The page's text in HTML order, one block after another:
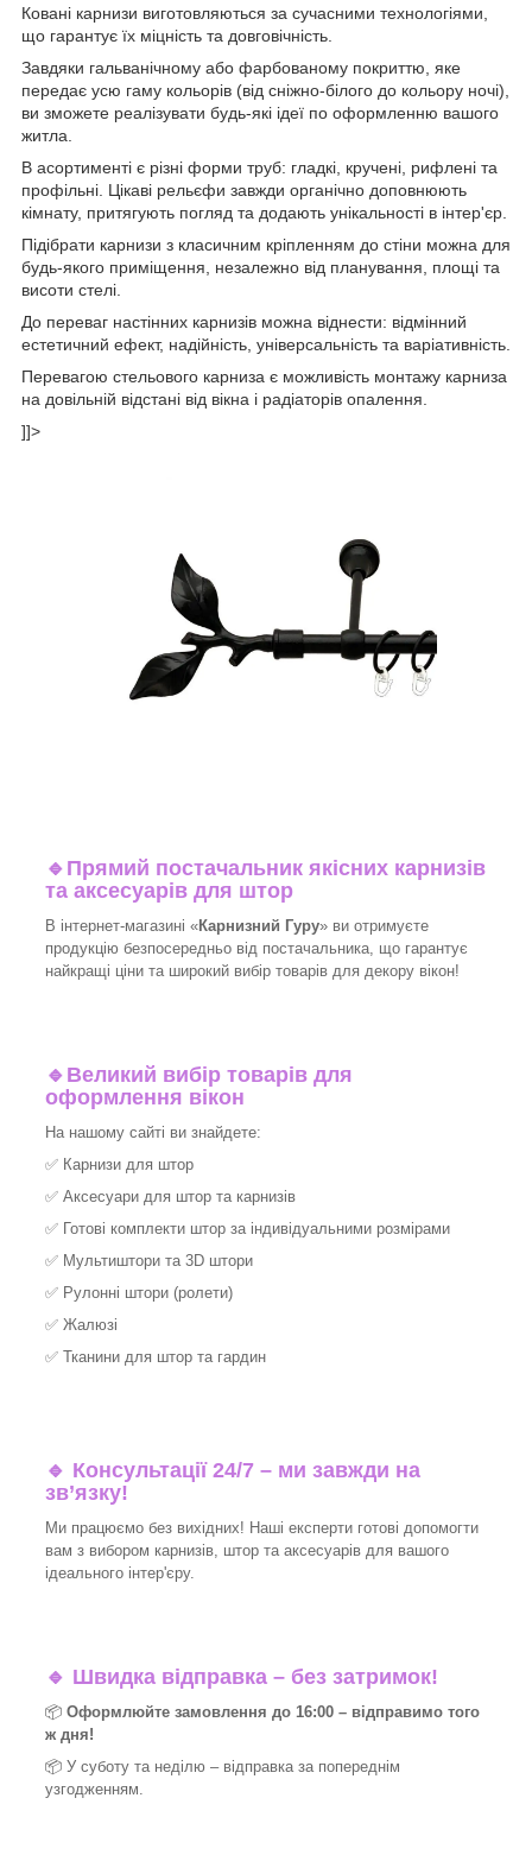
Ковані карнизи виготовляються за сучасними технологіями,
що гарантує їх міцність та довговічність.
Завдяки гальванічному або фарбованому покриттю, яке
передає усю гаму кольорів (від сніжно-білого до кольору ночі),
ви зможете реалізувати будь-які ідеї по оформленню вашого
житла.
В асортименті є різні форми труб: гладкі, кручені, рифлені та
профільні. Цікаві рельєфи завжди органічно доповнюють
кімнату, притягують погляд та додають унікальності в інтер'єр.
Підібрати карнизи з класичним кріпленням до стіни можна для
будь-якого приміщення, незалежно від планування, площі та
висоти стелі.
До переваг настінних карнизів можна віднести: відмінний
естетичний ефект, надійність, універсальність та варіативність.
Перевагою стельового карниза є можливість монтажу карниза
на довільній відстані від вікна і радіаторів опалення.
]]>
🔹 Прямий постачальник якісних карнизів
та аксесуарів для штор
В інтернет-магазині «Карнизний Гуру» ви отримуєте
продукцію безпосередньо від постачальника, що гарантує
найкращі ціни та широкий вибір товарів для декору вікон!​
🔹 Великий вибір товарів для
оформлення вікон
На нашому сайті ви знайдете:
✅ Карнизи для штор
✅ Аксесуари для штор та карнизів
✅ Готові комплекти штор за індивідуальними розмірами
✅ Мультиштори та 3D штори
✅ Рулонні штори (ролети)
✅ Жалюзі
✅ Тканини для штор та гардин
🔹 Консультації 24/7 – ми завжди на
зв’язку!
Ми працюємо без вихідних! Наші експерти готові допомогти
вам з вибором карнизів, штор та аксесуарів для вашого
ідеального інтер'єру.​
🔹 Швидка відправка – без затримок!
📦 Оформлюйте замовлення до 16:00 – відправимо того
ж дня!
📦 У суботу та неділю – відправка за попереднім
узгодженням.